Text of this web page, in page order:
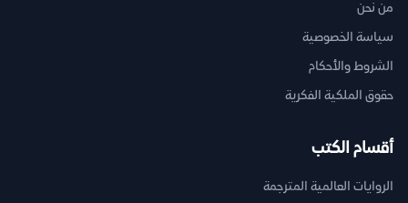
من نحن
سياسة الخصوصية
الشروط والأحكام
حقوق الملكية الفكرية
أقسام الكتب
الروايات العالمية المترجمة